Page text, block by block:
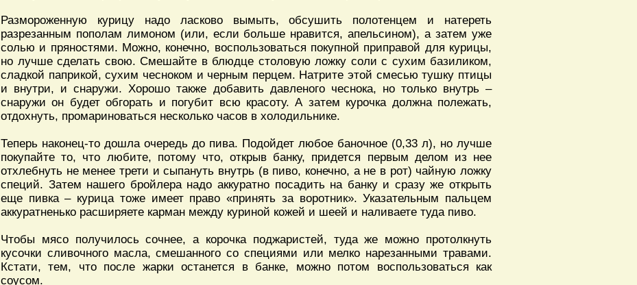
Размороженную курицу надо ласково вымыть, обсушить полотенцем и натереть
разрезанным пополам лимоном (или, если больше нравится, апельсином), а затем уже
солью и пряностями. Можно, конечно, воспользоваться покупной приправой для курицы,
но лучше сделать свою. Смешайте в блюдце столовую ложку соли с сухим базиликом,
сладкой паприкой, сухим чесноком и черным перцем. Натрите этой смесью тушку птицы
и внутри, и снаружи. Хорошо также добавить давленого чеснока, но только внутрь –
снаружи он будет обгорать и погубит всю красоту. А затем курочка должна полежать,
отдохнуть, промариноваться несколько часов в холодильнике.
Теперь наконец-то дошла очередь до пива. Подойдет любое баночное (0,33 л), но лучше
покупайте то, что любите, потому что, открыв банку, придется первым делом из нее
отхлебнуть не менее трети и сыпануть внутрь (в пиво, конечно, а не в рот) чайную ложку
специй. Затем нашего бройлера надо аккуратно посадить на банку и сразу же открыть
еще пивка – курица тоже имеет право «принять за воротник». Указательным пальцем
аккуратненько расширяете карман между куриной кожей и шеей и наливаете туда пиво.
Чтобы мясо получилось сочнее, а корочка поджаристей, туда же можно протолкнуть
кусочки сливочного масла, смешанного со специями или мелко нарезанными травами.
Кстати, тем, что после жарки останется в банке, можно потом воспользоваться как
соусом.